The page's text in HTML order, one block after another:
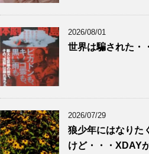
2026/08/01
世界は騙された・
2026/07/29
狼少年にはなりた
けど・・・XDAY